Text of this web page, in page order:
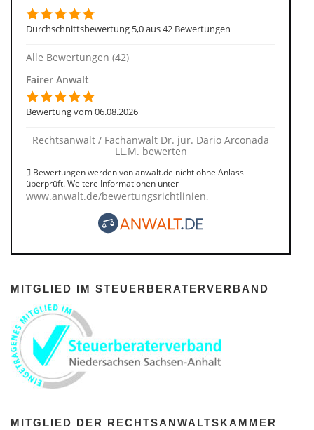
Durchschnittsbewertung 5,0 aus 42 Bewertungen
Alle Bewertungen (42)
Fairer Anwalt
Bewertung vom 06.08.2026
Rechtsanwalt / Fachanwalt Dr. jur. Dario Arconada
LL.M. bewerten
Bewertungen werden von anwalt.de nicht ohne Anlass
überprüft. Weitere Informationen unter
www.anwalt.de/bewertungsrichtlinien.
MITGLIED IM STEUERBERATERVERBAND
MITGLIED DER RECHTSANWALTSKAMMER